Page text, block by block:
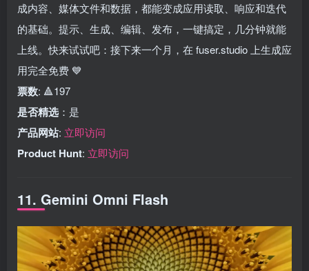
成内容、媒体文件和数据，都能变成应用读取、响应和迭代
的基础。提示、生成、编辑、发布，一键搞定，几分钟就能
上线。快来试试吧：接下来一个月，在 fuser.studio 上生成应
用完全免费 💙
票数: 🔺197
是否精选 ：是
产品网站: 立即访问
Product Hunt: 立即访问
11. Gemini Omni Flash